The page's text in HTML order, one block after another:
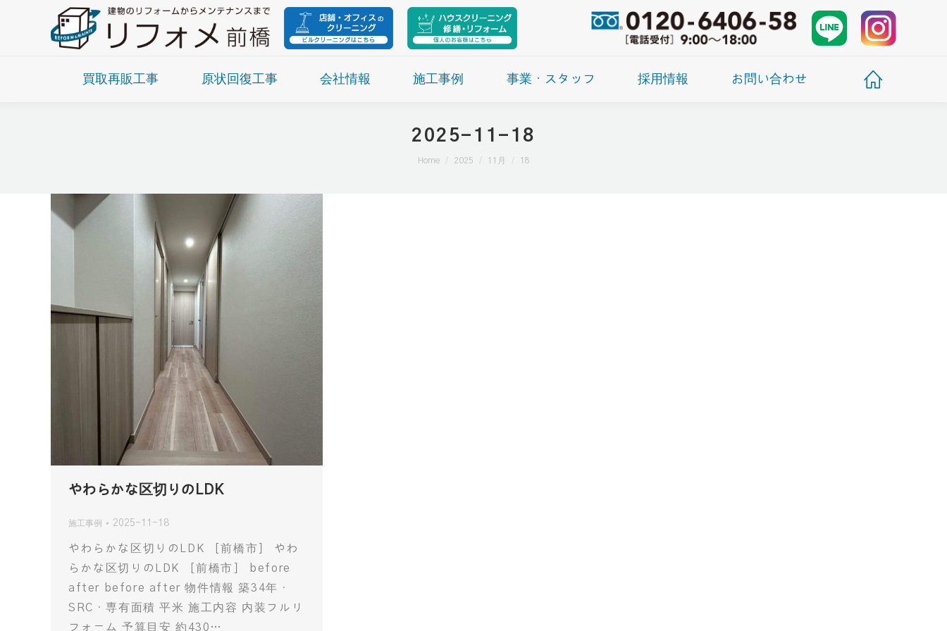
買取再販工事 原状回復工事 会社情報 施工事例 事業・スタッフ 採用情報 お問い合わせ
2025-11-18
現在地:
Home 2025 11月 18
やわらかな区切りのLDK
施工事例 2025-11-18
やわらかな区切りのLDK ［前橋市］ やわ
らかな区切りのLDK ［前橋市］ before
after before after 物件情報 築34年・
SRC・専有面積 平米 施工内容 内装フルリ
フォーム 予算目安 約430…